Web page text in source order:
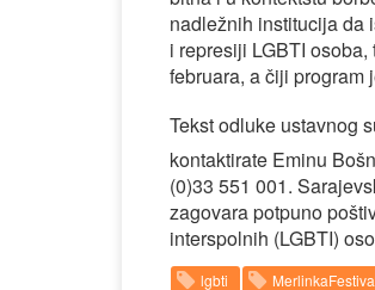
nadležnih institucija da
i represiji LGBTI
februara, a čiji program
Tekst odluke ustavnog
kontaktirate Eminu
(0)33 551 001.
zagovara potpuno
interspolnih (LGBTI)
lgbti